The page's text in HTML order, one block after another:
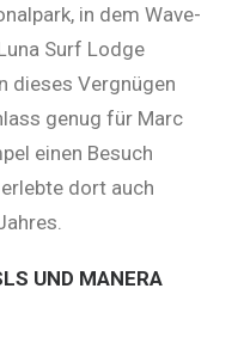
in dem Wave-
Surf Lodge
dieses Vergnügen
genug für Marc
einen Besuch
dort auch
UND MANERA